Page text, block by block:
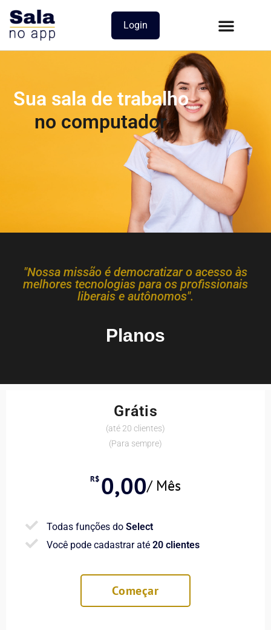
Login
Sua sala de trabalho
"Nossa missão é democratizar o acesso às
melhores tecnologias para os profissionais
liberais e autônomos".
Planos
Grátis
(até 20 clientes)
(Para sempre)
R$ 0,00/ Mês
Todas funções doSelect
Você pode cadastrar até20 clientes
Começar